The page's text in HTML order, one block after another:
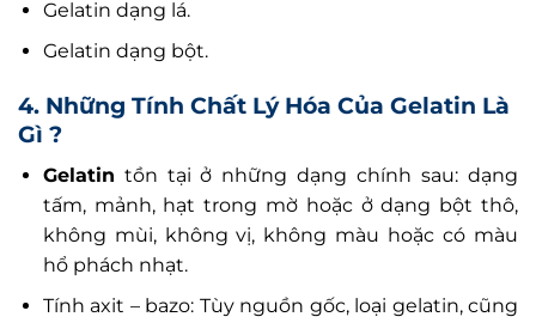
Gelatin dạng lá.
Gelatin dạng bột.
4. Những Tính Chất Lý Hóa Của Gelatin Là
Gì ?
Gelatin tồn tại ở những dạng chính sau: dạng
tấm, mảnh, hạt trong mờ hoặc ở dạng bột thô,
không mùi, không vị, không màu hoặc có màu
hổ phách nhạt.
Tính axit – bazo: Tùy nguồn gốc, loại gelatin, cũng